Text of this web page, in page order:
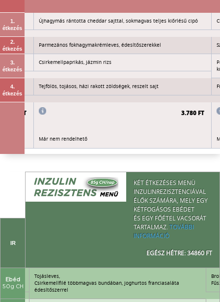
1.
étkezés
Újhagymás rántotta cheddar sajttal, sokmagvas teljes kiőrlésű cipó
2.
étkezés
Parmezános fokhagymakrémleves, édesítőszerekkel
3.
étkezés
Csirkemellpaprikás, jázmin rizs
4.
étkezés
Tejfölös, tojásos, házi rakott zöldségek, reszelt sajt
3.780 FT 3.780 FT
Már nem rendelhető
KÉT ÉTKEZÉSES MENÜ
INZULINREZISZTENCIÁVAL
ÉLŐK SZÁMÁRA, MELY EGY
KÉTFOGÁSOS EBÉDET
ÉS EGY FŐÉTEL VACSORÁT
TARTALMAZ.TOVÁBBI
INFORMÁCIÓ
EGÉSZ HÉTRE: 34860 FT
IR
Ebéd
50g CH
Tojásleves,
Csirkemellfilé többmagvas bundában, joghurtos franciasaláta
édesítőszerrel